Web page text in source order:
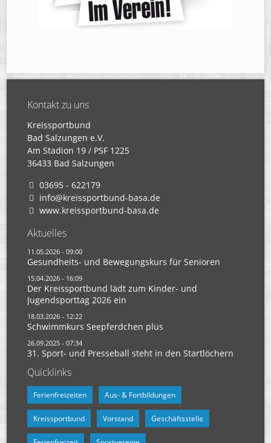
Kontakt zu uns
Kreissportbund
Bad Salzungen e.V.
Am Stadion 19 / PSF 1225
36433 Bad Salzungen
03695 - 622179
info@kreissportbund-basa.de
www.kreissportbund-basa.de
Aktuelles
11.05.2026 - 09:00
Gesundheits- und Bewegungskurs für Senioren
15.04.2026 - 16:09
Der Kreissportbund lädt zum Kinder- und
Jugendsporttag 2026 ein
18.03.2026 - 12:22
Schwimmkurs Seepferdchen plus
26.09.2025 - 07:34
31. Sport- und Presseball steht in den Startlöchern
Quicklinks
Ferienfreizeiten Aus- & Fortbildungen
Kreissportbund Vorstand Geschäftsstelle